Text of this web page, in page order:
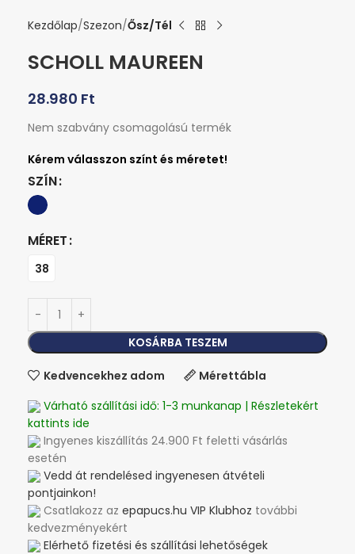
Kezdőlap Szezon Ősz/Tél
SCHOLL MAUREEN
28.980 Ft
Nem szabvány csomagolású termék
SZÍN
MÉRET
38
KOSÁRBA TESZEM
Kedvencekhez adom
Mérettábla
Várható szállítási idő: 1-3 munkanap | Részletekért
kattints ide
Ingyenes kiszállítás 24.900 Ft feletti vásárlás
esetén
Vedd át rendelésed ingyenesen átvételi
pontjainkon!
Csatlakozz az epapucs.hu VIP Klubhoz további
kedvezményekért
Elérhető fizetési és szállítási lehetőségek